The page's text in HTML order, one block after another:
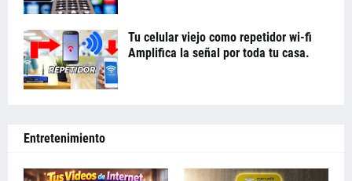
Tu celular viejo como repetidor wi-fi
Amplifica la señal por toda tu casa.
Entretenimiento